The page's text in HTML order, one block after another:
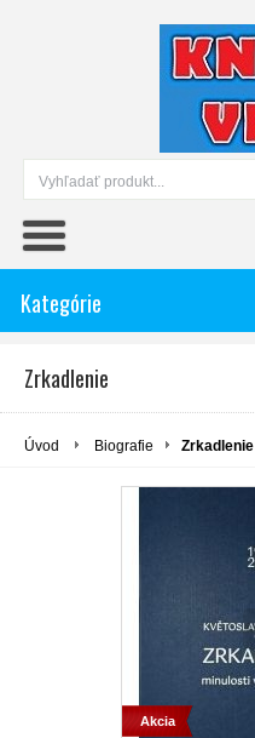
Kategórie
Zrkadlenie
Úvod Biografie Zrkadlenie
Akcia